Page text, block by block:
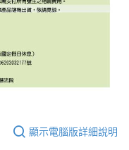
顯示電腦版詳細說明